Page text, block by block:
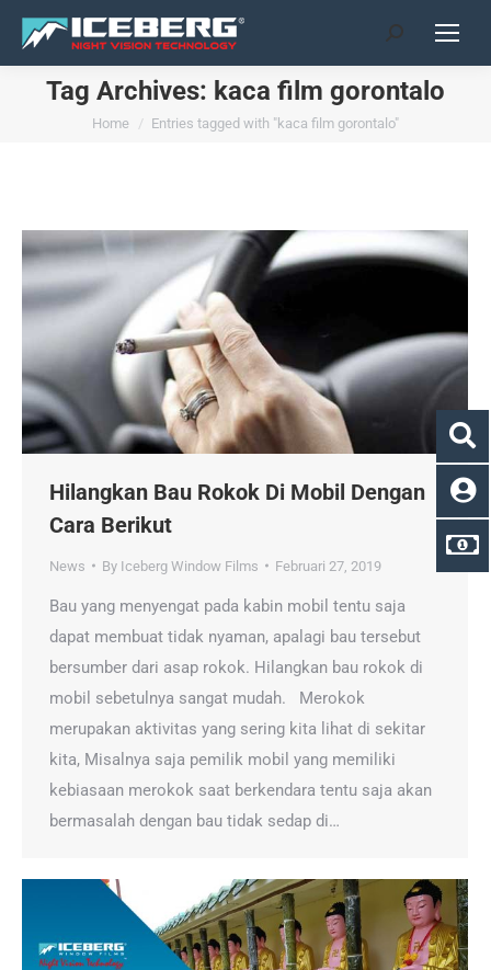
Search:
Tag Archives: kaca film gorontalo
You are here:
Home Entries tagged with "kaca film gorontalo"
Hilangkan Bau Rokok Di Mobil Dengan
Cara Berikut
News By Iceberg Window Films Februari 27, 2019
Bau yang menyengat pada kabin mobil tentu saja
dapat membuat tidak nyaman, apalagi bau tersebut
bersumber dari asap rokok. Hilangkan bau rokok di
mobil sebetulnya sangat mudah. Merokok
merupakan aktivitas yang sering kita lihat di sekitar
kita, Misalnya saja pemilik mobil yang memiliki
kebiasaan merokok saat berkendara tentu saja akan
bermasalah dengan bau tidak sedap di…